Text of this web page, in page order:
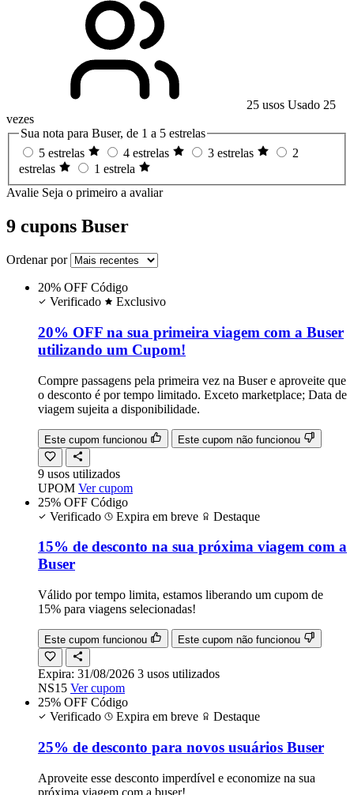
25 usos Usado 25
vezes
Sua nota para Buser, de 1 a 5 estrelas
5 estrelas
4 estrelas 3 estrelas
2
estrelas
1 estrela
Avalie Seja o primeiro a avaliar
9 cupons Buser
Ordenar por
20% OFF Código
Verificado
Exclusivo
20% OFF na sua primeira viagem com a Buser
utilizando um Cupom!
Compre passagens pela primeira vez na Buser e aproveite que
o desconto é por tempo limitado. Exceto marketplace; Data de
viagem sujeita a disponibilidade.
Este cupom funcionou Este cupom não funcionou
9 usos utilizados
UPOM Ver cupom
25% OFF Código
Verificado
Expira em breve Destaque
15% de desconto na sua próxima viagem com a
Buser
Válido por tempo limita, estamos liberando um cupom de
15% para viagens selecionadas!
Este cupom funcionou Este cupom não funcionou
Expira: 31/08/2026 3 usos utilizados
NS15 Ver cupom
25% OFF Código
Verificado
Expira em breve Destaque
25% de desconto para novos usuários Buser
Aproveite esse desconto imperdível e economize na sua
próxima viagem com a buser!